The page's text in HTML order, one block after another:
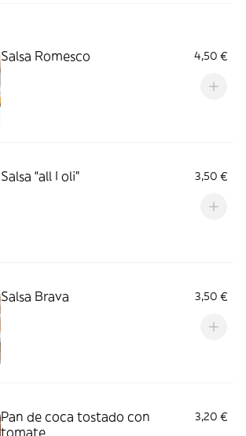
Salsa Romesco 4,50 €
Salsa “all I oli” 3,50 €
Salsa Brava 3,50 €
Pan de coca tostado con
tomate
3,20 €